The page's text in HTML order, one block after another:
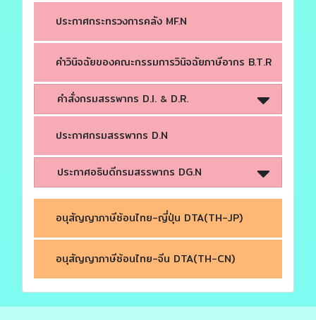
ประกาศกระทรวงการคลัง MF.N
คำวินิจฉัยของคณะกรรมการวินิจฉัยภาษีอากร B.T.R
คำสั่งกรมสรรพากร D.I. &D.R.
ประกาศกรมสรรพากร D.N
ประกาศอธิบดีกรมสรรพากร DG.N
อนุสัญญาภาษีซ้อนไทย-ญี่ปุ่น DTA(TH-JP)
อนุสัญญาภาษีซ้อนไทย-จีน DTA(TH-CN)